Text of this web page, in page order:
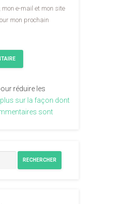
e-mail et mon site
mon prochain
réduire les
sur la façon dont
sont
RECHERCHER